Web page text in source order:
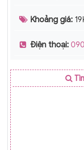
Khoảng giá:
Điện thoại: